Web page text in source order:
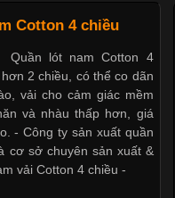
Nguyên
Dễ chịu hơn
Cotton 4 chiều
Quần lót nam Cotton 4
2 chiều, có thể co dãn
vải cho cảm giác mềm
và nhàu thấp hơn, giá
- Công ty sản xuất quần
cơ sở chuyên sản xuất &
vải Cotton 4 chiều -